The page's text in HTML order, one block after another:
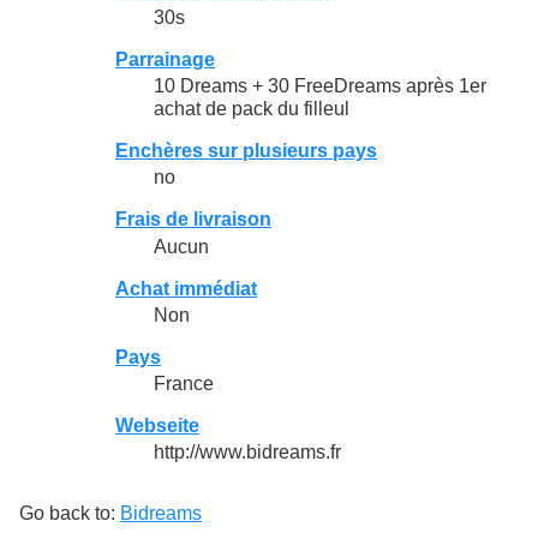
30s
Parrainage
10 Dreams + 30 FreeDreams après 1er
achat de pack du filleul
Enchères sur plusieurs pays
no
Frais de livraison
Aucun
Achat immédiat
Non
Pays
France
Webseite
http://www.bidreams.fr
Go back to: Bidreams